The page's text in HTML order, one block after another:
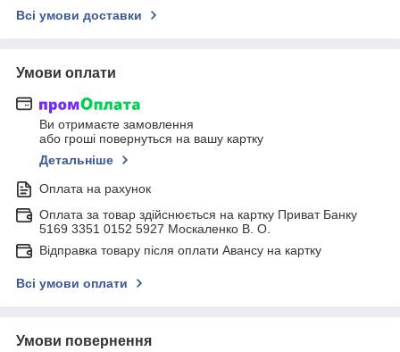
Всі умови доставки
Умови оплати
Ви отримаєте замовлення
або гроші повернуться на вашу картку
Детальніше
Оплата на рахунок
Оплата за товар здійснюється на картку Приват Банку
5169 3351 0152 5927 Москаленко В. О.
Відправка товару після оплати Авансу на картку
Всі умови оплати
Умови повернення